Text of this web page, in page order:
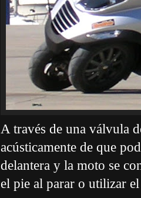
A través de una válvula
acústicamente de que
delantera y la moto se
el pie al parar o utilizar